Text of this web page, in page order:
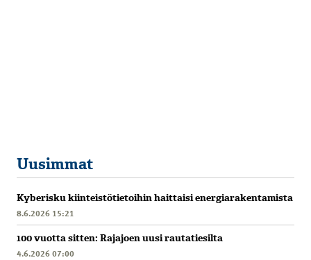
Uusimmat
Kyberisku kiinteistötietoihin haittaisi energiarakentamista
8.6.2026 15:21
100 vuotta sitten: Rajajoen uusi rautatiesilta
4.6.2026 07:00